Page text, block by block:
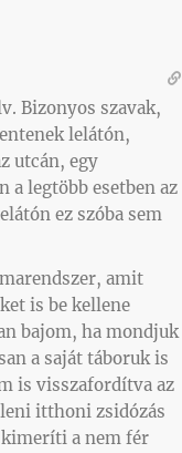
Bizonyos szavak,
lelátón,
utcán, egy
a legtöbb esetben az
ez szóba sem
amit
is be kellene
bajom, ha mondjuk
a saját táboruk is
is visszafordítva az
itthoni zsidózás
kimeríti a nem fér